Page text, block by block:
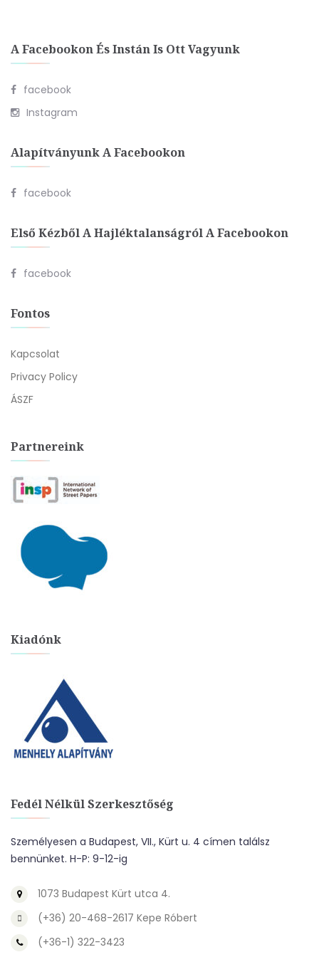
A Facebookon És Instán Is Ott Vagyunk
facebook
Instagram
Alapítványunk A Facebookon
facebook
Első Kézből A Hajléktalanságról A Facebookon
facebook
Fontos
Kapcsolat
Privacy Policy
ÁSZF
Partnereink
Kiadónk
Fedél Nélkül Szerkesztőség
Személyesen a Budapest, VII., Kürt u. 4 címen találsz
bennünket. H-P: 9-12-ig
1073 Budapest Kürt utca 4.
(+36) 20-468-2617 Kepe Róbert
(+36-1) 322-3423